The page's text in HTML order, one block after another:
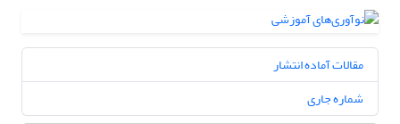
مقالات آماده انتشار
شماره جاری